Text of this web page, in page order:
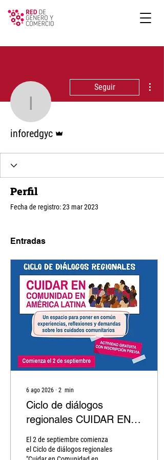
inforedgyc
Seguir
inforedgyc
Perfil
Fecha de registro: 23 mar 2023
Entradas
6 ago 2026 ∙ 2 min
Ciclo de diálogos
regionales CUIDAR EN
COMUNIDAD EN
AMÉRICA LATINA
El 2 de septiembre comienza
el Ciclo de diálogos regionales